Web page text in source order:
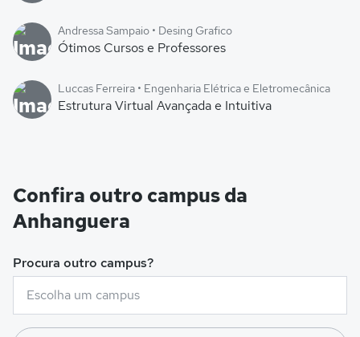
Andressa Sampaio • Desing Grafico
Ótimos Cursos e Professores
Luccas Ferreira • Engenharia Elétrica e Eletromecânica
Estrutura Virtual Avançada e Intuitiva
Confira outro campus da
Anhanguera
Procura outro campus?